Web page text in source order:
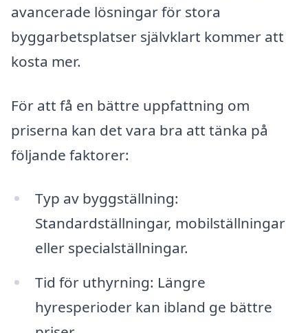
avancerade lösningar för stora
byggarbetsplatser självklart kommer att
kosta mer.
För att få en bättre uppfattning om
priserna kan det vara bra att tänka på
följande faktorer:
Typ av byggställning:
Standardställningar, mobilställningar
eller specialställningar.
Tid för uthyrning: Längre
hyresperioder kan ibland ge bättre